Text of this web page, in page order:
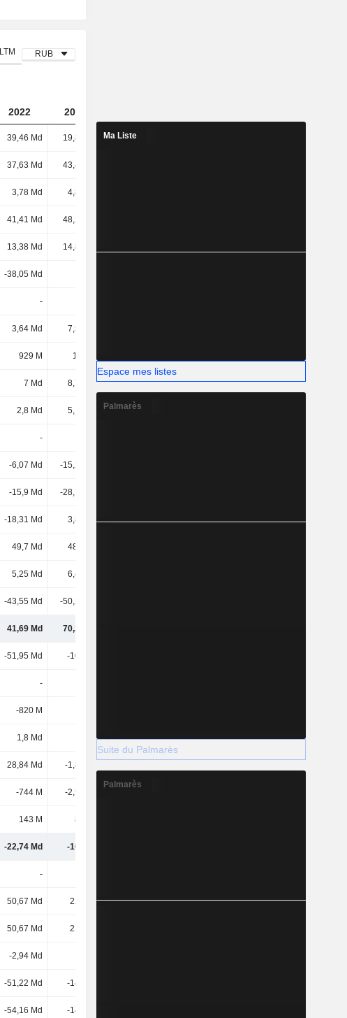
LTM RUB
2022 2023
39,46 Md 19,87 Md -641 M
37,63 Md 43,45 Md
3,78 Md 4,83 Md
41,41 Md 48,28 Md
13,38 Md 14,83 Md
-38,05 Md
-
3,64 Md 7,54 Md
929 M 1,6 Md
7 Md 8,71 Md 56,6 M 83,2 M
2,8 Md 5,17 Md 300 k
-
-6,07 Md -15,26 Md
-15,9 Md -28,76 Md
-18,31 Md 3,81 Md - -
49,7 Md 48,3 Md
5,25 Md 6,47 Md
-43,55 Md -50,28 Md
41,69 Md 70,28 Md
-51,95 Md -103 Md
-
-820 M
1,8 Md - 1,47 Md -
28,84 Md -1,83 Md
-744 M -2,54 Md
143 M 874 M
-22,74 Md -107 Md
-
50,67 Md 227 Md - 4,16 Md
50,67 Md 227 Md
-2,94 Md
-51,22 Md -141 Md
-54,16 Md -141 Md
Ma Liste
Espace mes listes
Palmarès
Suite du Palmarès
Palmarès